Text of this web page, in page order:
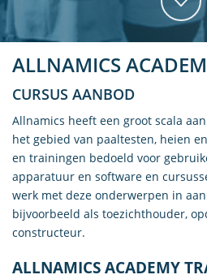
ALLNAMICS
CURSUS AANBOD
Allnamics heeft een groot scala
het gebied van paaltesten, heien
en trainingen bedoeld voor
apparatuur en software en
werk met deze onderwerpen in
bijvoorbeeld als toezichthouder,
constructeur.
ALLNAMICS ACADEMY